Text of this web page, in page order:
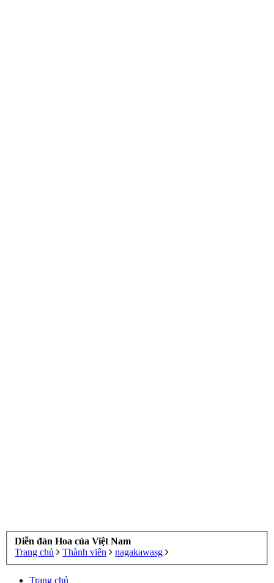
Diễn đàn Hoa của Việt Nam
Trang chủ
Thành viên nagakawasg
Trang chủ